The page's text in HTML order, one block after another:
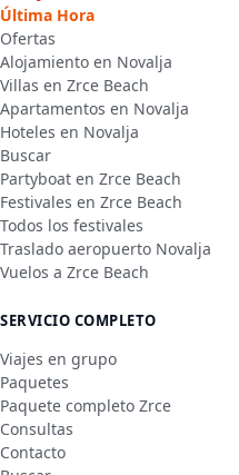
Última Hora
Ofertas
Alojamiento en Novalja
Villas en Zrce Beach
Apartamentos en Novalja
Hoteles en Novalja
Buscar
Partyboat en Zrce Beach
Festivales en Zrce Beach
Todos los festivales
Traslado aeropuerto Novalja
Vuelos a Zrce Beach
SERVICIO COMPLETO
Viajes en grupo
Paquetes
Paquete completo Zrce
Consultas
Contacto